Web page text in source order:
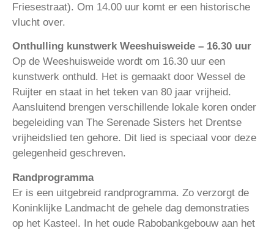
Friesestraat). Om 14.00 uur komt er een historische
vlucht over.
Onthulling kunstwerk Weeshuisweide – 16.30 uur
Op de Weeshuisweide wordt om 16.30 uur een
kunstwerk onthuld. Het is gemaakt door Wessel de
Ruijter en staat in het teken van 80 jaar vrijheid.
Aansluitend brengen verschillende lokale koren onder
begeleiding van The Serenade Sisters het Drentse
vrijheidslied ten gehore. Dit lied is speciaal voor deze
gelegenheid geschreven.
Randprogramma
Er is een uitgebreid randprogramma. Zo verzorgt de
Koninklijke Landmacht de gehele dag demonstraties
op het Kasteel. In het oude Rabobankgebouw aan het